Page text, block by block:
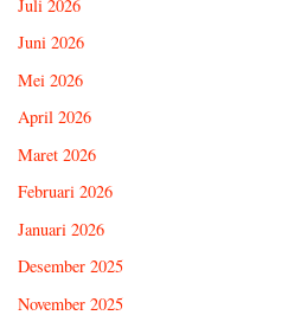
Juli 2026
Juni 2026
Mei 2026
April 2026
Maret 2026
Februari 2026
Januari 2026
Desember 2025
November 2025